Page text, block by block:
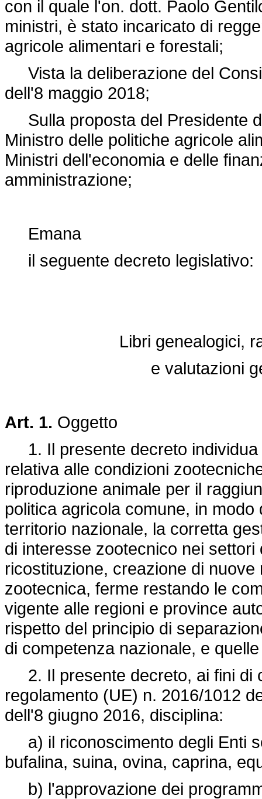
con il quale l'on. dott. Paolo
ministri, è stato incaricato di
agricole alimentari e forestali;
Vista la deliberazione del
dell'8 maggio 2018;
Sulla proposta del Presidente
Ministro delle politiche agricole
Ministri dell'economia e delle
amministrazione;
Emana
il seguente decreto legislativo:
Libri genealogici,
e valutazioni
Art. 1. Oggetto
1. Il presente decreto individua
relativa alle condizioni
riproduzione animale per il
politica agricola comune, in
territorio nazionale, la corretta
di interesse zootecnico nei
ricostituzione, creazione di
zootecnica, ferme restando le
vigente alle regioni e province
rispetto del principio di
di competenza nazionale, e
2. Il presente decreto, ai fini di
regolamento (UE) n. 2016/1012
dell'8 giugno 2016, disciplina:
a) il riconoscimento degli Enti
bufalina, suina, ovina, caprina,
b) l'approvazione dei